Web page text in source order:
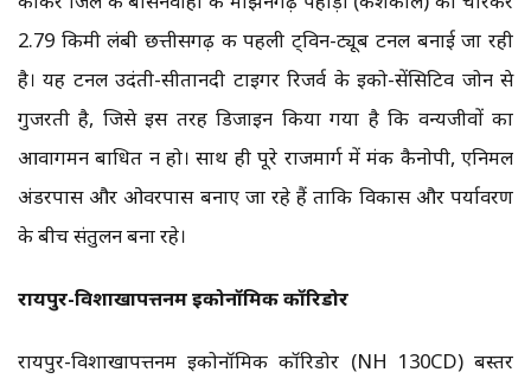
2.79 किमी लंबी छत्तीसगढ़ की पहली ट्विन-ट्यूब टनल बनाई जा रही
है। यह टनल उदंती-सीतानदी टाइगर रिजर्व के इको-सेंसिटिव जोन से
गुजरती है, जिसे इस तरह डिजाइन किया गया है कि वन्यजीवों का
आवागमन बाधित न हो। साथ ही पूरे राजमार्ग में मंकी कैनोपी, एनिमल
अंडरपास और ओवरपास बनाए जा रहे हैं ताकि विकास और पर्यावरण
के बीच संतुलन बना रहे।
रायपुर-विशाखापत्तनम इकोनॉमिक कॉरिडोर
रायपुर-विशाखापत्तनम इकोनॉमिक कॉरिडोर (NH 130CD) बस्तर